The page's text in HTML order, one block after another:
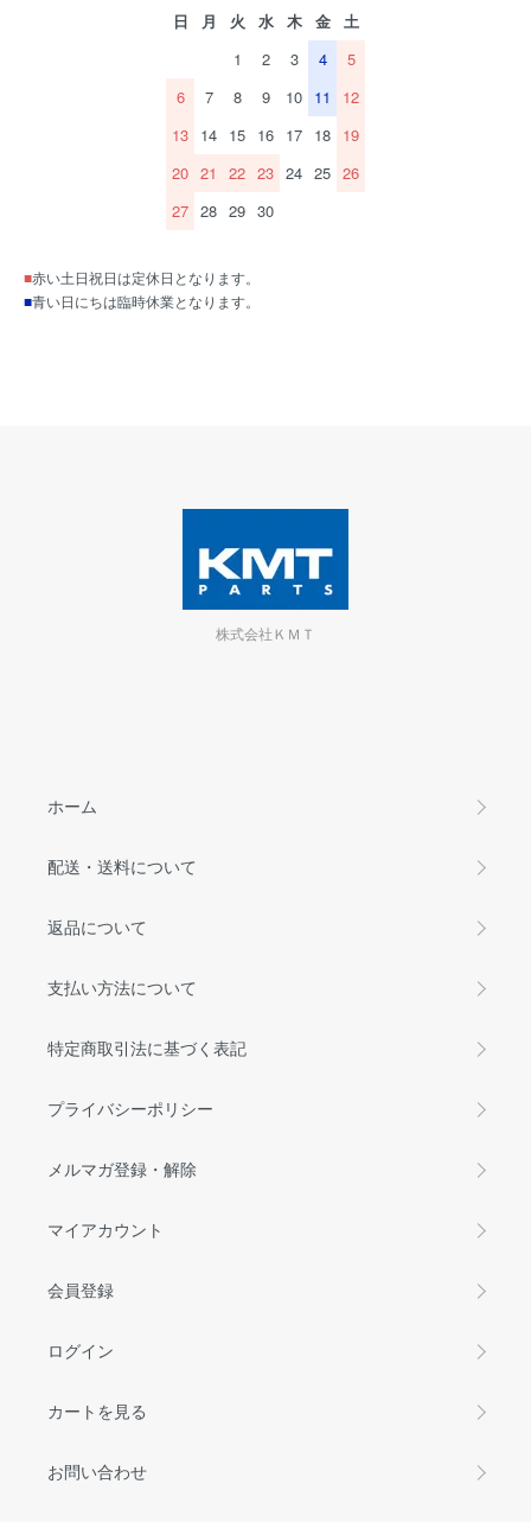
日 月 火 水 木 金
土
1
2 3 4
5
6
7 8 9 10 11
12
13 14 15 16 17 18 19
20 21 22 23 24 25 26
27 28 29 30
■赤い土日祝日は定休日となります。
■青い日にちは臨時休業となります。
株式会社ＫＭＴ
ホーム
配送・送料について
返品について
支払い方法について
特定商取引法に基づく表記
プライバシーポリシー
メルマガ登録・解除
マイアカウント
会員登録
ログイン
カートを見る
お問い合わせ